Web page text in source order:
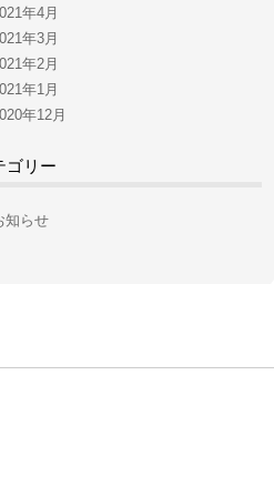
年4月
年3月
年2月
年1月
年12月
ゴリー
知らせ